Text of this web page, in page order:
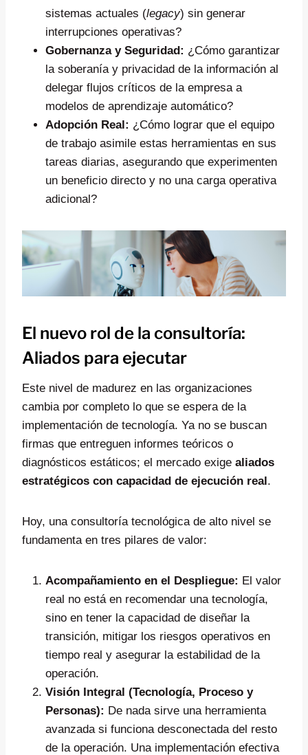
sistemas actuales (legacy) sin generar
interrupciones operativas?
Gobernanza y Seguridad: ¿Cómo garantizar
la soberanía y privacidad de la información al
delegar flujos críticos de la empresa a
modelos de aprendizaje automático?
Adopción Real: ¿Cómo lograr que el equipo
de trabajo asimile estas herramientas en sus
tareas diarias, asegurando que experimenten
un beneficio directo y no una carga operativa
adicional?
El nuevo rol de la consultoría:
Aliados para ejecutar
Este nivel de madurez en las organizaciones
cambia por completo lo que se espera de la
implementación de tecnología. Ya no se buscan
firmas que entreguen informes teóricos o
diagnósticos estáticos; el mercado exige aliados
estratégicos con capacidad de ejecución real.
Hoy, una consultoría tecnológica de alto nivel se
fundamenta en tres pilares de valor:
Acompañamiento en el Despliegue: El valor
real no está en recomendar una tecnología,
sino en tener la capacidad de diseñar la
transición, mitigar los riesgos operativos en
tiempo real y asegurar la estabilidad de la
operación.
Visión Integral (Tecnología, Proceso y
Personas): De nada sirve una herramienta
avanzada si funciona desconectada del resto
de la operación. Una implementación efectiva